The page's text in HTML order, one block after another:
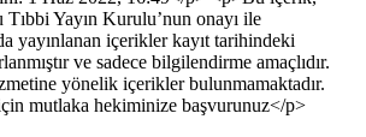
Yayın Kurulu’nun onayı ile
yayınlanan içerikler kayıt tarihindeki
ve sadece bilgilendirme amaçlıdır.
yönelik içerikler bulunmamaktadır.
mutlaka hekiminize başvurunuz</p>